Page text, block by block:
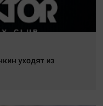
уходят из